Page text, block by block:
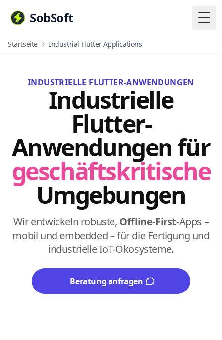
SobSoft
Startseite Industrial Flutter Applications
INDUSTRIELLE FLUTTER-ANWENDUNGEN
Industrielle
Flutter-
Anwendungen für
geschäftskritische
Umgebungen
Wir entwickeln robuste, Offline-First-Apps –
mobil und embedded – für die Fertigung und
industrielle IoT-Ökosysteme.
Beratung anfragen